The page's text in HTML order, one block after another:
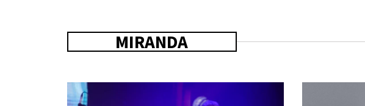
MIRANDA